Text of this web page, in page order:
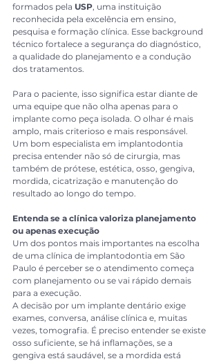
formados pela USP, uma instituição
reconhecida pela excelência em ensino,
pesquisa e formação clínica. Esse background
técnico fortalece a segurança do diagnóstico,
a qualidade do planejamento e a condução
dos tratamentos.
Para o paciente, isso significa estar diante de
uma equipe que não olha apenas para o
implante como peça isolada. O olhar é mais
amplo, mais criterioso e mais responsável.
Um bom especialista em implantodontia
precisa entender não só de cirurgia, mas
também de prótese, estética, osso, gengiva,
mordida, cicatrização e manutenção do
resultado ao longo do tempo.
Entenda se a clínica valoriza planejamento
ou apenas execução
Um dos pontos mais importantes na escolha
de uma clínica de implantodontia em São
Paulo é perceber se o atendimento começa
com planejamento ou se vai rápido demais
para a execução.
A decisão por um implante dentário exige
exames, conversa, análise clínica e, muitas
vezes, tomografia. É preciso entender se existe
osso suficiente, se há inflamações, se a
gengiva está saudável, se a mordida está